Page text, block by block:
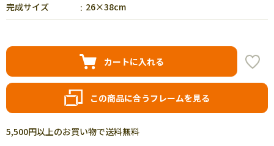
完成サイズ 26×38cm
カートに入れる
この商品に合うフレームを見る
5,500円以上のお買い物で送料無料